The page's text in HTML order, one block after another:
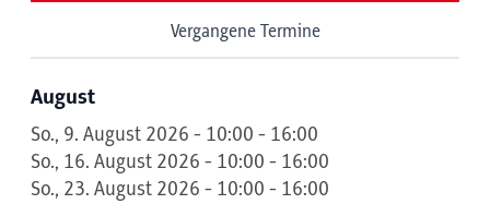
Vergangene Termine
August
So., 9. August 2026 - 10:00 - 16:00
So., 16. August 2026 - 10:00 - 16:00
So., 23. August 2026 - 10:00 - 16:00